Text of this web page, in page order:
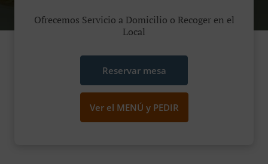
Ofrecemos Servicio a Domicilio o Recoger en el
Local
Reservar mesa
Ver el MENÚ y PEDIR